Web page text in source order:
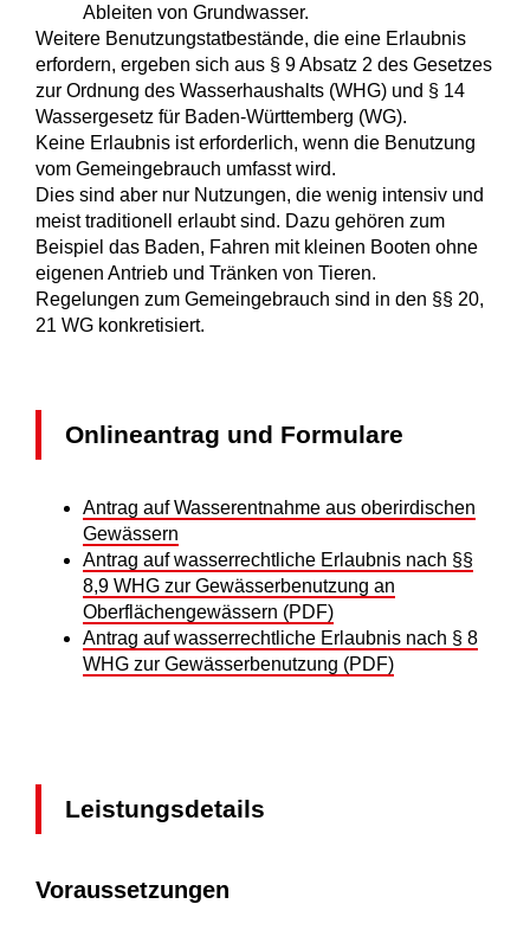
Ableiten von Grundwasser.
Weitere Benutzungstatbestände, die eine Erlaubnis
erfordern, ergeben sich aus § 9 Absatz 2 des Gesetzes
zur Ordnung des Wasserhaushalts (WHG) und § 14
Wassergesetz für Baden-Württemberg (WG).
Keine Erlaubnis ist erforderlich, wenn die Benutzung
vom Gemeingebrauch umfasst wird.
Dies sind aber nur Nutzungen, die wenig intensiv und
meist traditionell erlaubt sind. Dazu gehören zum
Beispiel das Baden, Fahren mit kleinen Booten ohne
eigenen Antrieb und Tränken von Tieren.
Regelungen zum Gemeingebrauch sind in den §§ 20,
21 WG konkretisiert.
Onlineantrag und Formulare
Antrag auf Wasserentnahme aus oberirdischen
Gewässern
Antrag auf wasserrechtliche Erlaubnis nach §§
8,9 WHG zur Gewässerbenutzung an
Oberflächengewässern (PDF)
Antrag auf wasserrechtliche Erlaubnis nach § 8
WHG zur Gewässerbenutzung (PDF)
Leistungsdetails
Voraussetzungen